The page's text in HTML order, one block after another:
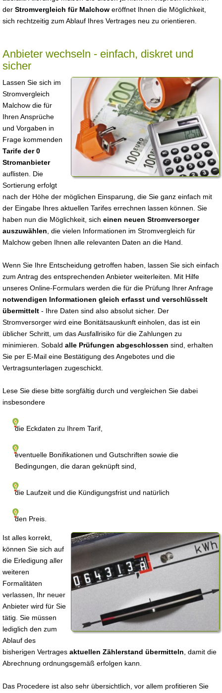
der Stromvergleich für Malchow eröffnet Ihnen die Möglichkeit,
sich rechtzeitig zum Ablauf Ihres Vertrages neu zu orientieren.
Anbieter wechseln - einfach, diskret und
sicher
Lassen Sie sich im
Stromvergleich
Malchow die für
Ihren Ansprüche
und Vorgaben in
Frage kommenden
Tarife der 0
Stromanbieter
auflisten. Die
Sortierung erfolgt
nach der Höhe der möglichen Einsparung, die Sie ganz einfach mit
der Eingabe Ihres aktuellen Tarifes errechnen lassen können. Sie
haben nun die Möglichkeit, sich einen neuen Stromversorger
auszuwählen , die vielen Informationen im Stromvergleich für
Malchow geben Ihnen alle relevanten Daten an die Hand.
Wenn Sie Ihre Entscheidung getroffen haben, lassen Sie sich einfach
zum Antrag des entsprechenden Anbieter weiterleiten. Mit Hilfe
unseres Online-Formulars werden die für die Prüfung Ihrer Anfrage
notwendigen Informationen gleich erfasst und verschlüsselt
übermittelt - Ihre Daten sind also absolut sicher. Der
Stromversorger wird eine Bonitätsauskunft einholen, das ist ein
üblicher Schritt, um das Ausfallrisiko für die Zahlungen zu
minimieren. Sobald alle Prüfungen abgeschlossen sind, erhalten
Sie per E-Mail eine Bestätigung des Angebotes und die
Vertragsunterlagen zugeschickt.
Lese Sie diese bitte sorgfältig durch und vergleichen Sie dabei
insbesondere
die Eckdaten zu Ihrem Tarif,
eventuelle Bonifikationen und Gutschriften sowie die
Bedingungen, die daran geknüpft sind,
die Laufzeit und die Kündigungsfrist und natürlich
den Preis.
Ist alles korrekt,
können Sie sich auf
die Erledigung aller
weiteren
Formalitäten
verlassen, Ihr neuer
Anbieter wird für Sie
tätig. Sie müssen
lediglich den zum
Ablauf des
bisherigen Vertrages aktuellen Zählerstand übermitteln , damit die
Abrechnung ordnungsgemäß erfolgen kann.
Das Procedere ist also sehr übersichtlich, vor allem profitieren Sie